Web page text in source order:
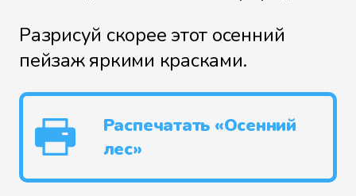
Разрисуй скорее этот осенний
пейзаж яркими красками.
Распечатать «Осенний
лес»